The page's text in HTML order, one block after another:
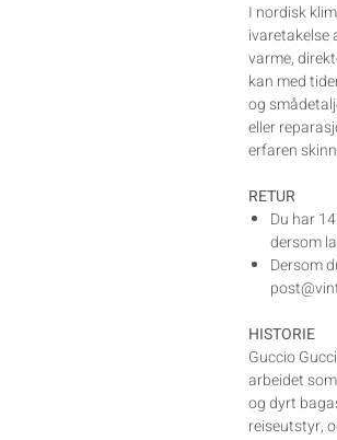
I nordisk
ivaretakelse
varme,
kan med
og
eller
erfaren
RETUR
Du har
dersom
Dersom
HISTORIE
Guccio
arbeidet
og dyrt
reiseutstyr,